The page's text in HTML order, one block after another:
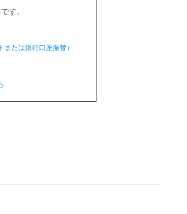
す。
たは銀行口座振替）